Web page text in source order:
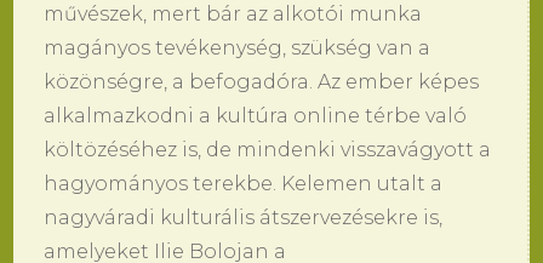
művészek, mert bár az alkotói munka
magányos tevékenység, szükség van a
közönségre, a befogadóra. Az ember képes
alkalmazkodni a kultúra online térbe való
költözéséhez is, de mindenki visszavágyott a
hagyományos terekbe. Kelemen utalt a
nagyváradi kulturális átszervezésekre is,
amelyeket Ilie Bolojan a